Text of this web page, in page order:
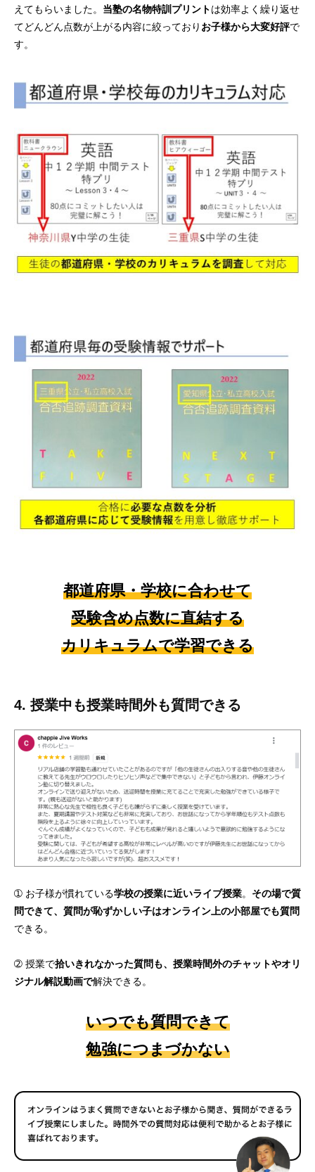
えてもらいました。 当塾の名物特訓プリントは効率よく繰り返せ
てどんどん点数が上がる内容に絞っており お子様から大変好評で
す。
都道府県・学校に合わせて
受験含め点数に直結する
カリキュラムで学習できる
4. 授業中も授業時間外も質問できる
➀ お子様が慣れている学校の授業に近いライブ授業。 その場で質
問できて、質問が恥ずかしい子はオンライン上の小部屋でも質問
できる。
➁ 授業で拾いきれなかった質問も、授業時間外のチャットやオリ
ジナル解説動画で解決できる。
いつでも質問できて
勉強につまづかない